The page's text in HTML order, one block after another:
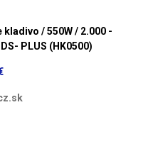
kladivo / 550W / 2.000 -
PLUS (HK0500)